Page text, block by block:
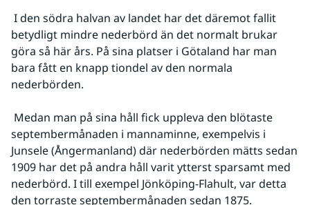
betydligt mindre nederbörd än det normalt brukar
göra så här års. På sina platser i Götaland har man
bara fått en knapp tiondel av den normala
nederbörden.
septembermånaden i mannaminne, exempelvis i
Junsele (Ångermanland) där nederbörden mätts sedan
1909 har det på andra håll varit ytterst sparsamt med
nederbörd. I till exempel Jönköping-Flahult, var detta
den torraste septembermånaden sedan 1875.